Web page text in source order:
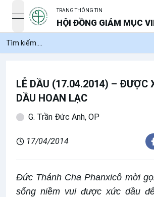
open navigation menu
TRANG THÔNG TIN
HỘI ĐỒNG GIÁM MỤC
LỄ DẦU (17.04.2014) – ĐƯỢC
DẦU HOAN LẠC
G. Trần Đức Anh, OP
17/04/2014
Đức Thánh Cha Phanxicô mời
sống niềm vui được xức dầu